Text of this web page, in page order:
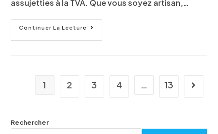
assujetties à la TVA. Que vous soyez artisan,…
Continuer La Lecture
1 2 3 4 … 13
Rechercher